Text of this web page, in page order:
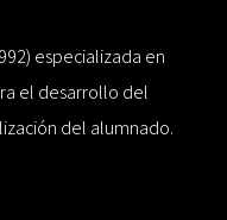
especializada en
el desarrollo del
del alumnado.